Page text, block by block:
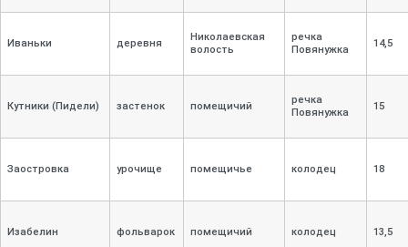
Иваньки деревня
Николаевская
волость
речка
Повянужка
14,5
Кутники (Пидели) застенок помещичий
речка
Повянужка
15
Заостровка урочище помещичье колодец 18
Изабелин фольварок помещичий колодец 13,5